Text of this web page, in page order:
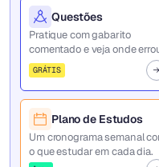
Questões
Pratique com gabarito
comentado e veja onde
GRÁTIS
Plano de Estudos
Um cronograma semanal
o que estudar em cada dia.